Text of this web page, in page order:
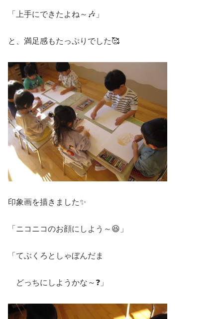
「上手にできたよね～🎶」
と、満足感もたっぷりでした🥰
印象画を描きました✨
「ニコニコのお顔にしよう～😆」
「てぶくろとしゃぼんだま
どっちにしようかな～❓」